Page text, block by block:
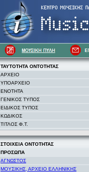
ΤΑΥΤΟΤΗΤΑ ΟΝΤΟΤΗΤΑΣ
ΑΡΧΕΙΟ
ΥΠΟΑΡΧΕΙΟ
ΕΝΟΤΗΤΑ
ΓΕΝΙΚΟΣ ΤΥΠΟΣ
ΕΙΔΙΚΟΣ ΤΥΠΟΣ
ΚΩΔΙΚΟΣ
ΤΙΤΛΟΣ Φ.Τ.
ΣΤΟΙΧΕΙΑ ΟΝΤΟΤΗΤΑΣ
ΠΡΟΣΩΠΑ
ΑΓΝΩΣΤΟΣ
ΜΟΥΣΙΚΗΣ, ΑΡΧΕΙΟ ΕΛΛΗΝΙΚΗΣ